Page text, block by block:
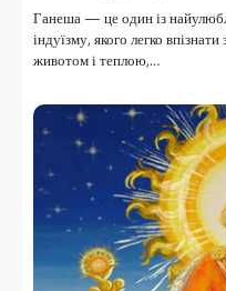
Ганеша — це один із
індуїзму, якого легко
животом і теплою,…